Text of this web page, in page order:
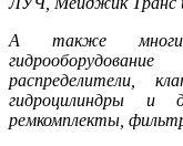
А также многие
распределители,
гидроцилиндры и
ремкомплекты,